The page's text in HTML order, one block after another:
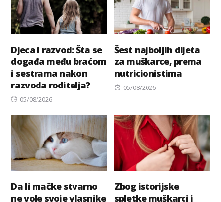
Djeca i razvod: Šta se
događa među braćom
i sestrama nakon
razvoda roditelja?
Posted
05/08/2026
Šest najboljih dijeta
za muškarce, prema
nutricionistima
Posted
05/08/2026
Da li mačke stvarno
ne vole svoje vlasnike
Zbog istorijske
spletke muškarci i